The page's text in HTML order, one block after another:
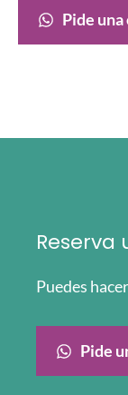
Pide
Reserva
Puedes
Pide